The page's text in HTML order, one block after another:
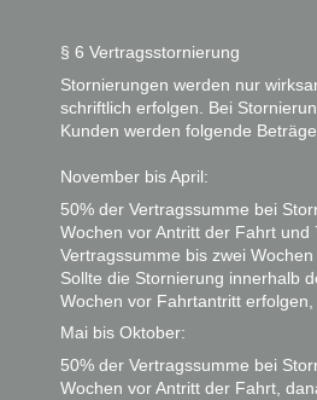
§ 6 Vertragsstornierung
Stornierungen werden nur
schriftlich erfolgen. Bei
Kunden werden folgende
November bis April:
50% der Vertragssumme bei
Wochen vor Antritt der Fahrt und
Vertragssumme bis zwei
Sollte die Stornierung innerhalb
Wochen vor Fahrtantritt erfolgen,
Mai bis Oktober:
50% der Vertragssumme bei
Wochen vor Antritt der Fahrt,